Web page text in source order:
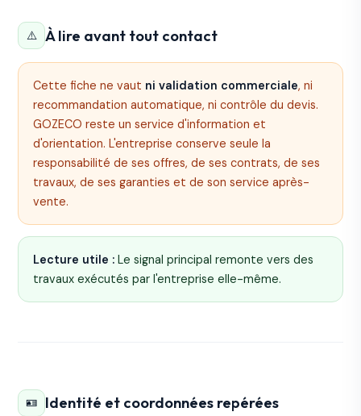
⚠️ À lire avant tout contact
Cette fiche ne vaut ni validation commerciale, ni
recommandation automatique, ni contrôle du devis.
GOZECO reste un service d'information et
d'orientation. L'entreprise conserve seule la
responsabilité de ses offres, de ses contrats, de ses
travaux, de ses garanties et de son service après-
vente.
Lecture utile : Le signal principal remonte vers des
travaux exécutés par l'entreprise elle-même.
🪪 Identité et coordonnées repérées